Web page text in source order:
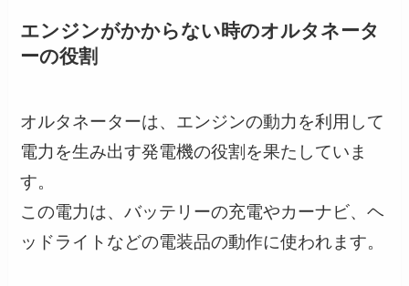
エンジンがかからない時のオルタネータ
ーの役割
オルタネーターは、エンジンの動力を利用して
電力を生み出す発電機の役割を果たしていま
す。
この電力は、バッテリーの充電やカーナビ、ヘ
ッドライトなどの電装品の動作に使われます。